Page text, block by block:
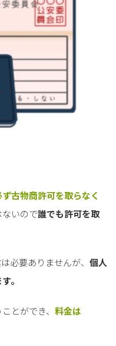
ず古物商許可を取らなく
いので誰でも許可を取
必要ありませんが、 個人
。
とができ、 料金は